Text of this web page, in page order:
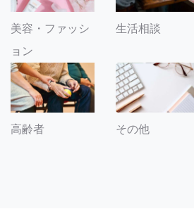
美容・ファッシ
ョン
生活相談
高齢者 その他